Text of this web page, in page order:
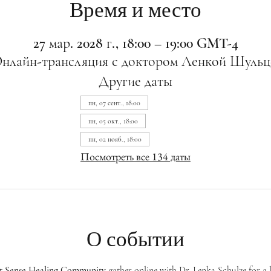
Время и место
27 мар. 2028 г., 18:00 – 19:00 GMT-4
трансляция с доктором Ленкой
Другие даты
пн, 07 сент., 18:00
пн, 05 окт., 18:00
пн, 02 нояб., 18:00
Посмотреть все 134 даты
О событии